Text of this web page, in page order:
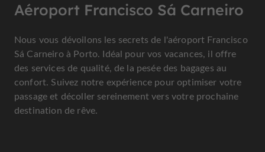
Aéroport Francisco Sá Carneiro
Nous vous dévoilons les secrets de l'aéroport Francisco
Sá Carneiro à Porto. Idéal pour vos vacances, il offre
des services de qualité, de la pesée des bagages au
confort. Suivez notre expérience pour optimiser votre
passage et décoller sereinement vers votre prochaine
destination de rêve.